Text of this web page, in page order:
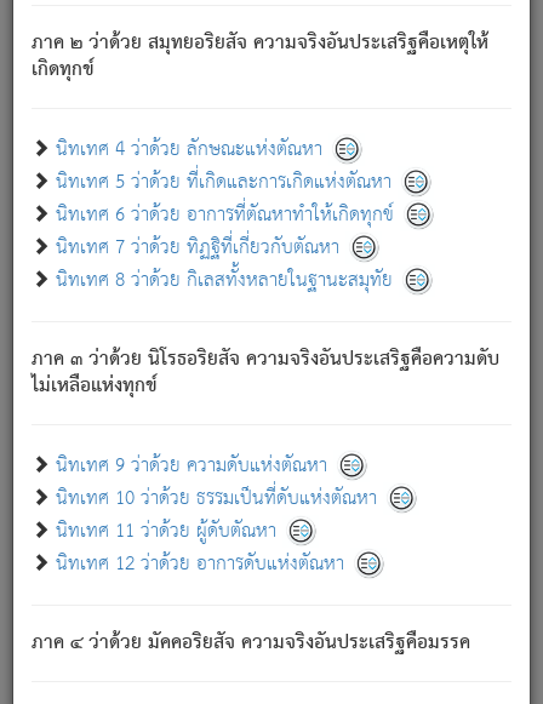
ภาค ๒ ว่าด้วย สมุทยอริยสัจ ความจริงอันประเสริฐคือเหตุให้
เกิดทุกข์
นิทเทศ 4 ว่าด้วย ลักษณะแห่งตัณหา
นิทเทศ 5 ว่าด้วย ที่เกิดและการเกิดแห่งตัณหา
นิทเทศ 6 ว่าด้วย อาการที่ตัณหาทำให้เกิดทุกข์
นิทเทศ 7 ว่าด้วย ทิฏฐิที่เกี่ยวกับตัณหา
นิทเทศ 8 ว่าด้วย กิเลสทั้งหลายในฐานะสมุทัย
ภาค ๓ ว่าด้วย นิโรธอริยสัจ ความจริงอันประเสริฐคือความดับ
ไม่เหลือแห่งทุกข์
นิทเทศ 9 ว่าด้วย ความดับแห่งตัณหา
นิทเทศ 10 ว่าด้วย ธรรมเป็นที่ดับแห่งตัณหา
นิทเทศ 11 ว่าด้วย ผู้ดับตัณหา
นิทเทศ 12 ว่าด้วย อาการดับแห่งตัณหา
ภาค ๔ ว่าด้วย มัคคอริยสัจ ความจริงอันประเสริฐคือมรรค
อันเป็นไปในที่หรือเวลาทั้งปวง[3]เพื่อความมีแห่งประโยชน์โดย
ประการทั้งปวง; ภพทั้งหลายทั้งหมดนั้น ไม่เที่ยง เป็นทุกข์ มี
ความแปรปรวนเป็นธรรมดา.
อย่างนี้อยู่; เขาย่อมละภวตัณหาได้ และไม่เพลิดเพลินวิภวตัณหา
ด้วย.
ความดับเพราะความสำรอกไม่เหลือ (แห่งภพทั้งหลาย)
เพราะความสิ้นไปแห่งตัณหาโดยประการทั้งปวง นั้นคือ
นิพพาน.
ภพใหม่ย่อมไม่มีแก่ภิกษุนั้น ผู้ดับเย็นสนิทแล้ว เพราะไม่มี
ภิกษุนั้น เป็นผู้ครอบงำมารได้แล้ว ชนะสงครามแล้ว ก้าวล่วง
ภพทั้งหลายทั้งปวงได้แล้ว เป็นผู้คงที่ (คือไม่เปลี่ยนแปลงอีกต่อ
- อุ.ขุ. ๒๕/๑๒๑/๘๔.
(ข้อความนี้ เป็นพระพุทธอุทานที่ทรงเปล่งออก ที่โคนต้นโพธิ์
เป็นที่ตรัสรู้ เมื่อตรัสรู้แล้วได้ 7 วัน)